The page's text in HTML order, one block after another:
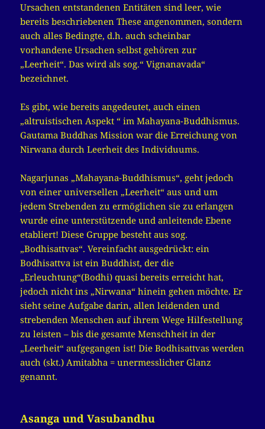
Ursachen entstandenen Entitäten sind leer, wie
bereits beschriebenen These angenommen, sondern
auch alles Bedingte, d.h. auch scheinbar
vorhandene Ursachen selbst gehören zur
„Leerheit“. Das wird als sog.“ Vignanavada“
bezeichnet.
Es gibt, wie bereits angedeutet, auch einen
„altruistischen Aspekt “ im Mahayana-Buddhismus.
Gautama Buddhas Mission war die Erreichung von
Nirwana durch Leerheit des Individuums.
Nagarjunas „Mahayana-Buddhismus“, geht jedoch
von einer universellen „Leerheit“ aus und um
jedem Strebenden zu ermöglichen sie zu erlangen
wurde eine unterstützende und anleitende Ebene
etabliert! Diese Gruppe besteht aus sog.
„Bodhisattvas“. Vereinfacht ausgedrückt: ein
Bodhisattva ist ein Buddhist, der die
„Erleuchtung“(Bodhi) quasi bereits erreicht hat,
jedoch nicht ins „Nirwana“ hinein gehen möchte. Er
sieht seine Aufgabe darin, allen leidenden und
strebenden Menschen auf ihrem Wege Hilfestellung
zu leisten – bis die gesamte Menschheit in der
„Leerheit“ aufgegangen ist! Die Bodhisattvas werden
auch (skt.) Amitabha = unermesslicher Glanz
genannt.
Asanga und Vasubandhu